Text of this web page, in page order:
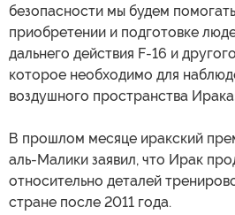
безопасности мы будем
приобретении и подготовке
дальнего действия F-16 и
которое необходимо для
воздушного пространства
В прошлом месяце иракский
аль-Малики заявил, что Ирак
относительно деталей
стране после 2011 года.